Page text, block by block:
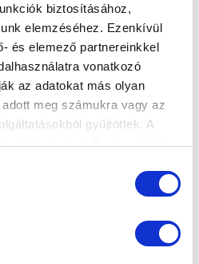
biztosításához,
elemzéséhez. Ezenkívül
és elemező partnereinkkel
vonatkozó
az adatokat más olyan
meg számukra vagy az
gyűjtöttek. A
folytatásával Ön hozzájárul a